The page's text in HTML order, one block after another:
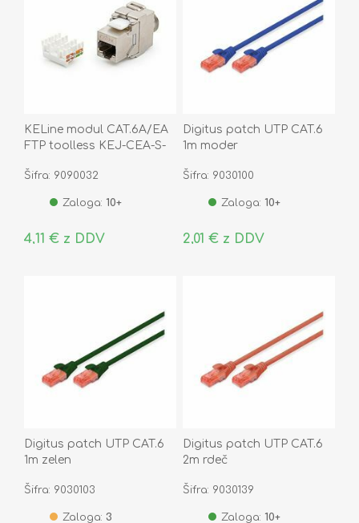
KELine modul CAT.6A/EA
FTP toolless KEJ-CEA-S-
Šifra: 9090032
Zaloga: 10+
4,11 € z DDV
Digitus patch UTP CAT.6
1m moder
Šifra: 9030100
Zaloga: 10+
2,01 € z DDV
Digitus patch UTP CAT.6
1m zelen
Šifra: 9030103
Zaloga: 3
Digitus patch UTP CAT.6
2m rdeč
Šifra: 9030139
Zaloga: 10+